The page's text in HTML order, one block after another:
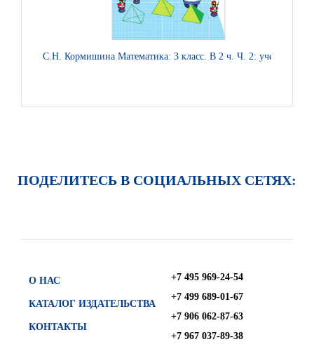
С.Н. Кормишина Математика: 3 класс. В 2 ч. Ч. 2: учебник
ПОДЕЛИТЕСЬ В СОЦИАЛЬНЫХ СЕТЯХ:
О НАС
КАТАЛОГ ИЗДАТЕЛЬСТВА
КОНТАКТЫ
+7 495 969-24-54
+7 499 689-01-67
+7 906 062-87-63
+7 967 037-89-38